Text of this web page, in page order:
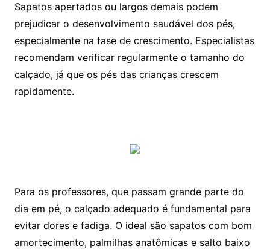
Sapatos apertados ou largos demais podem
prejudicar o desenvolvimento saudável dos pés,
especialmente na fase de crescimento. Especialistas
recomendam verificar regularmente o tamanho do
calçado, já que os pés das crianças crescem
rapidamente.
Para os professores, que passam grande parte do
dia em pé, o calçado adequado é fundamental para
evitar dores e fadiga. O ideal são sapatos com bom
amortecimento, palmilhas anatômicas e salto baixo